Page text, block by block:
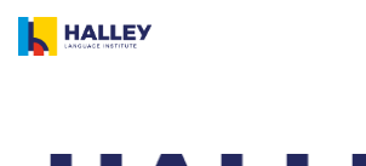
contenu